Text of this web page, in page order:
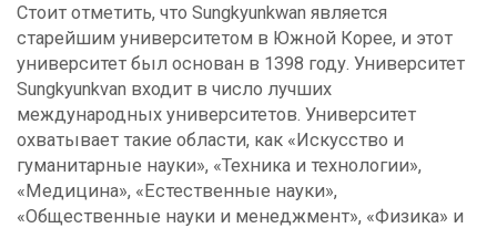
Стоит отметить, что Sungkyunkwan является
старейшим университетом в Южной Корее, и этот
университет был основан в 1398 году. Университет
Sungkyunkvan входит в число лучших
международных университетов. Университет
охватывает такие области, как «Искусство и
гуманитарные науки», «Техника и технологии»,
«Медицина», «Естественные науки»,
«Общественные науки и менеджмент», «Физика» и